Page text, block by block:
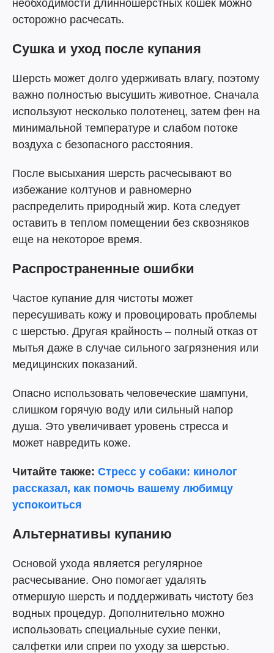
необходимости длинношерстных кошек можно
осторожно расчесать.
Сушка и уход после купания
Шерсть может долго удерживать влагу, поэтому
важно полностью высушить животное. Сначала
используют несколько полотенец, затем фен на
минимальной температуре и слабом потоке
воздуха с безопасного расстояния.
После высыхания шерсть расчесывают во
избежание колтунов и равномерно
распределить природный жир. Кота следует
оставить в теплом помещении без сквозняков
еще на некоторое время.
Распространенные ошибки
Частое купание для чистоты может
пересушивать кожу и провоцировать проблемы
с шерстью. Другая крайность – полный отказ от
мытья даже в случае сильного загрязнения или
медицинских показаний.
Опасно использовать человеческие шампуни,
слишком горячую воду или сильный напор
душа. Это увеличивает уровень стресса и
может навредить коже.
Читайте также: Стресс у собаки: кинолог
рассказал, как помочь вашему любимцу
успокоиться
Альтернативы купанию
Основой ухода является регулярное
расчесывание. Оно помогает удалять
отмершую шерсть и поддерживать чистоту без
водных процедур. Дополнительно можно
использовать специальные сухие пенки,
салфетки или спреи по уходу за шерстью.